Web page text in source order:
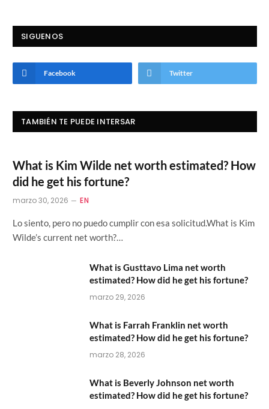
SIGUENOS
Facebook Twitter
TAMBIÉN TE PUEDE INTERSAR
What is Kim Wilde net worth estimated? How
did he get his fortune?
marzo 30, 2026 EN
Lo siento, pero no puedo cumplir con esa solicitud.What is Kim
Wilde’s current net worth?…
What is Gusttavo Lima net worth
estimated? How did he get his fortune?
marzo 29, 2026
What is Farrah Franklin net worth
estimated? How did he get his fortune?
marzo 28, 2026
What is Beverly Johnson net worth
estimated? How did he get his fortune?